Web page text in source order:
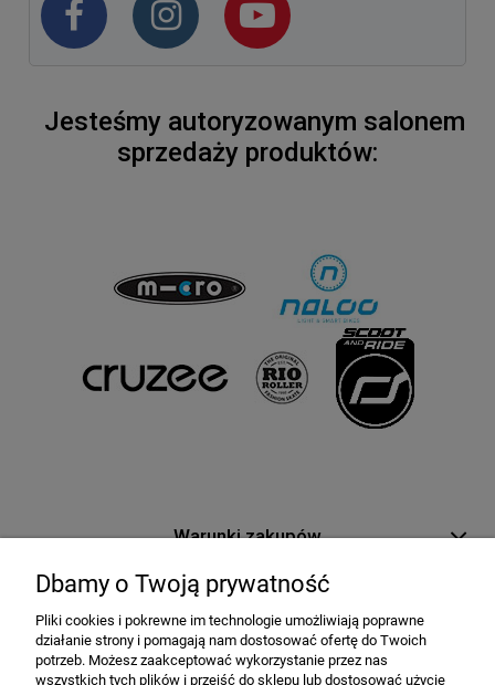
Jesteśmy autoryzowanym salonem
sprzedaży produktów:
Warunki zakupów
Moje konto
Informacje o sklepie
Dbamy o Twoją prywatność
Pliki cookies i pokrewne im technologie umożliwiają poprawne
działanie strony i pomagają nam dostosować ofertę do Twoich
potrzeb. Możesz zaakceptować wykorzystanie przez nas
wszystkich tych plików i przejść do sklepu lub dostosować użycie